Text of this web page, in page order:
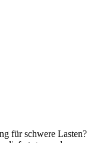
für schwere Lasten?